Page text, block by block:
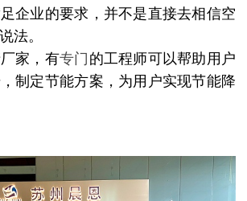
企业的要求，并不是直接去相信空
法。
家，有专门 的工程师可以帮助用户
制定节能方案，为用户实现节能降